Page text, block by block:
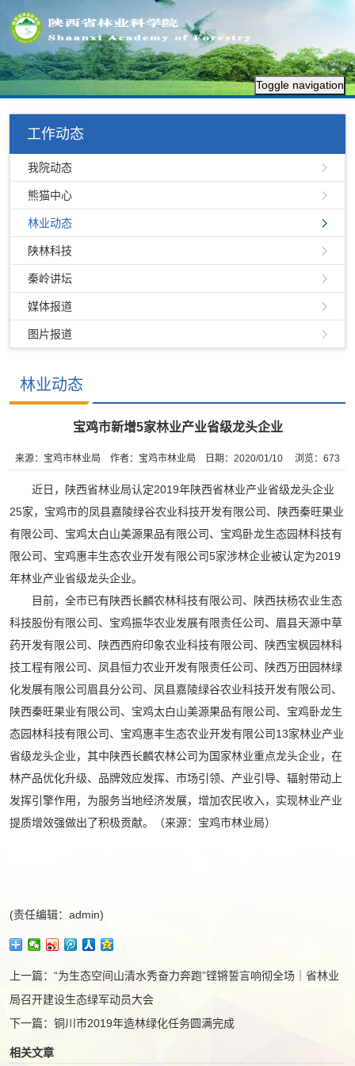
Toggle navigation
工作动态
我院动态
熊猫中心
林业动态
陕林科技
秦岭讲坛
媒体报道
图片报道
林业动态
宝鸡市新增5家林业产业省级龙头企业
来源：宝鸡市林业局 作者：宝鸡市林业局 日期：2020/01/10 浏览： 673
近日，陕西省林业局认定2019年陕西省林业产业省级龙头企业
25家，宝鸡市的凤县嘉陵绿谷农业科技开发有限公司、陕西秦旺果业
有限公司、宝鸡太白山美源果品有限公司、宝鸡卧龙生态园林科技有
限公司、宝鸡惠丰生态农业开发有限公司5家涉林企业被认定为2019
年林业产业省级龙头企业。
目前，全市已有陕西长麟农林科技有限公司、陕西扶杨农业生态
科技股份有限公司、宝鸡振华农业发展有限责任公司、眉县天源中草
药开发有限公司、陕西西府印象农业科技有限公司、陕西宝枫园林科
技工程有限公司、凤县恒力农业开发有限责任公司、陕西万田园林绿
化发展有限公司眉县分公司、凤县嘉陵绿谷农业科技开发有限公司、
陕西秦旺果业有限公司、宝鸡太白山美源果品有限公司、宝鸡卧龙生
态园林科技有限公司、宝鸡惠丰生态农业开发有限公司13家林业产业
省级龙头企业，其中陕西长麟农林公司为国家林业重点龙头企业，在
林产品优化升级、品牌效应发挥、市场引领、产业引导、辐射带动上
发挥引擎作用，为服务当地经济发展，增加农民收入，实现林业产业
提质增效强做出了积极贡献。（来源：宝鸡市林业局）
(责任编辑：admin)
上一篇： “为生态空间山清水秀奋力奔跑”铿锵誓言响彻全场｜省林业
局召开建设生态绿军动员大会
下一篇： 铜川市2019年造林绿化任务圆满完成
相关文章